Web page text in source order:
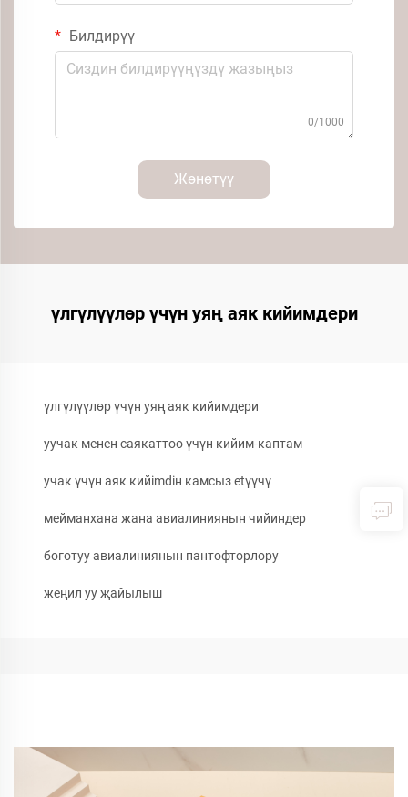
Билдирүү
0/1000
Жөнөтүү
үлгүлүүлөр үчүн уяң аяк кийимдери
үлгүлүүлөр үчүн уяң аяк кийимдери
уучак менен саякаттоо үчүн кийим-каптам
учак үчүн аяк кийimdiн камсыз etүүчү
мейманхана жана авиалиниянын чийиндер
боготуу авиалиниянын пантофторлору
жеңил уу җайылыш